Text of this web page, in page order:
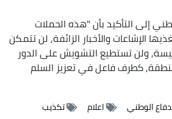
إلى التأكيد بأن "هذه الحملات
الإشاعات والأخبار الزائفة, لن تتمكن
ولن تستطيع التشويش على الدور
كطرف فاعل في تعزيز السلم
الوطني اعلام تكذيب